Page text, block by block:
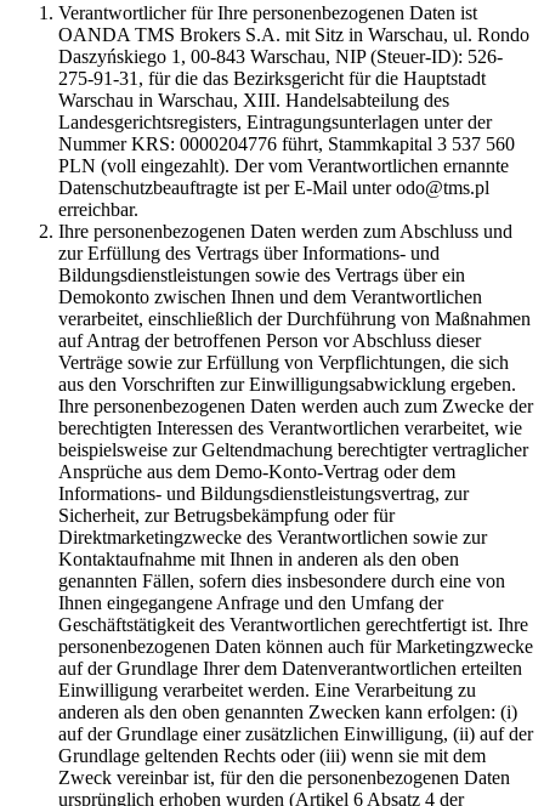
Verantwortlicher für Ihre personenbezogenen Daten ist
OANDA TMS Brokers S.A. mit Sitz in Warschau, ul. Rondo
Daszyńskiego 1, 00-843 Warschau, NIP (Steuer-ID): 526-
275-91-31, für die das Bezirksgericht für die Hauptstadt
Warschau in Warschau, XIII. Handelsabteilung des
Landesgerichtsregisters, Eintragungsunterlagen unter der
Nummer KRS: 0000204776 führt, Stammkapital 3 537 560
PLN (voll eingezahlt). Der vom Verantwortlichen ernannte
Datenschutzbeauftragte ist per E-Mail unter odo@tms.pl
erreichbar.
Ihre personenbezogenen Daten werden zum Abschluss und
zur Erfüllung des Vertrags über Informations- und
Bildungsdienstleistungen sowie des Vertrags über ein
Demokonto zwischen Ihnen und dem Verantwortlichen
verarbeitet, einschließlich der Durchführung von Maßnahmen
auf Antrag der betroffenen Person vor Abschluss dieser
Verträge sowie zur Erfüllung von Verpflichtungen, die sich
aus den Vorschriften zur Einwilligungsabwicklung ergeben.
Ihre personenbezogenen Daten werden auch zum Zwecke der
berechtigten Interessen des Verantwortlichen verarbeitet, wie
beispielsweise zur Geltendmachung berechtigter vertraglicher
Ansprüche aus dem Demo-Konto-Vertrag oder dem
Informations- und Bildungsdienstleistungsvertrag, zur
Sicherheit, zur Betrugsbekämpfung oder für
Direktmarketingzwecke des Verantwortlichen sowie zur
Kontaktaufnahme mit Ihnen in anderen als den oben
genannten Fällen, sofern dies insbesondere durch eine von
Ihnen eingegangene Anfrage und den Umfang der
Geschäftstätigkeit des Verantwortlichen gerechtfertigt ist. Ihre
personenbezogenen Daten können auch für Marketingzwecke
auf der Grundlage Ihrer dem Datenverantwortlichen erteilten
Einwilligung verarbeitet werden. Eine Verarbeitung zu
anderen als den oben genannten Zwecken kann erfolgen: (i)
auf der Grundlage einer zusätzlichen Einwilligung, (ii) auf der
Grundlage geltenden Rechts oder (iii) wenn sie mit dem
Zweck vereinbar ist, für den die personenbezogenen Daten
ursprünglich erhoben wurden (Artikel 6 Absatz 4 der